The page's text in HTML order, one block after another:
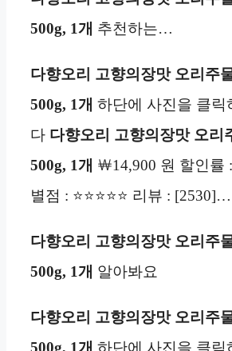
500g, 1개 추천하는…
다향오리 고향의장맛 오리주
500g, 1개 하단에 사진을 클릭
다 다향오리 고향의장맛 오리
500g, 1개 ￦14,900 원 할인률
별점 : ⭐⭐⭐⭐⭐ 리뷰 : [2530]…
다향오리 고향의장맛 오리주
500g, 1개 알아봐요
다향오리 고향의장맛 오리주
500g, 1개 하단에 사진을 클릭